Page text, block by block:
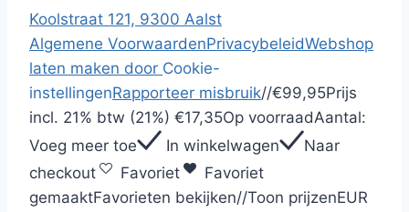
Koolstraat 121, 9300 Aalst
Algemene VoorwaardenPrivacybeleidWebshop
laten maken door Cookie-
instellingenRapporteer misbruik//€99,95Prijs
incl. 21% btw (21%) €17,35Op voorraadAantal:
Voeg meer toe
In winkelwagen
Naar
checkout
Favoriet
Favoriet
gemaaktFavorieten bekijken//Toon prijzenEUR